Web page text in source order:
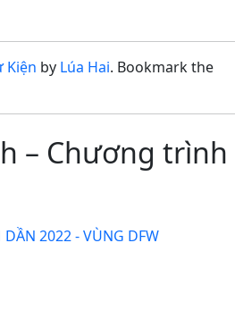
Kiện by Lúa Hai. Bookmark the
– Chương trình
2022 - VÙNG DFW